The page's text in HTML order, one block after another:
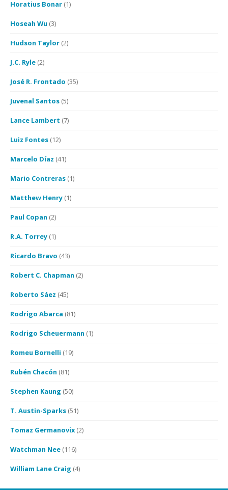
Horatius Bonar (1)
Hoseah Wu (3)
Hudson Taylor (2)
J.C. Ryle (2)
José R. Frontado (35)
Juvenal Santos (5)
Lance Lambert (7)
Luiz Fontes (12)
Marcelo Díaz (41)
Mario Contreras (1)
Matthew Henry (1)
Paul Copan (2)
R.A. Torrey (1)
Ricardo Bravo (43)
Robert C. Chapman (2)
Roberto Sáez (45)
Rodrigo Abarca (81)
Rodrigo Scheuermann (1)
Romeu Bornelli (19)
Rubén Chacón (81)
Stephen Kaung (50)
T. Austin-Sparks (51)
Tomaz Germanovix (2)
Watchman Nee (116)
William Lane Craig (4)